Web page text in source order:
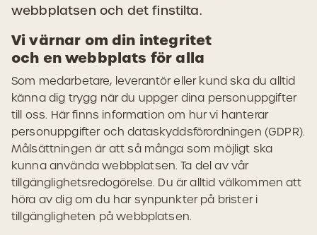
webbplatsen och det finstilta.
Vi värnar om din integritet
och en webbplats för alla
Som medarbetare, leverantör eller kund ska du alltid
känna dig trygg när du uppger dina personuppgifter
till oss. Här finns information om hur vi hanterar
personuppgifter och dataskyddsförordningen (GDPR).
Målsättningen är att så många som möjligt ska
kunna använda webbplatsen. Ta del av vår
tillgänglighetsredogörelse. Du är alltid välkommen att
höra av dig om du har synpunkter på brister i
tillgängligheten på webbplatsen.